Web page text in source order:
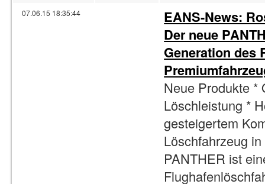
07.06.15 18:35:44
EANS-News:
Der neue
Generation des
Neue Produkte *
Löschleistung *
gesteigertem
Löschfahrzeug
PANTHER ist